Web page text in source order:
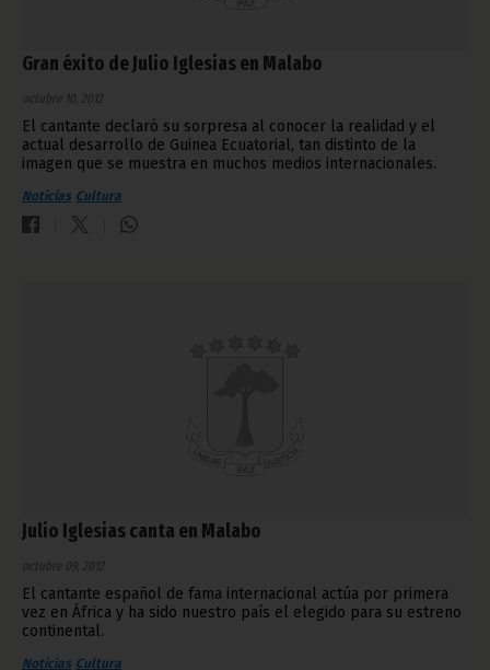
Gran éxito de Julio Iglesias en Malabo
octubre 10, 2012
El cantante declaró su sorpresa al conocer la realidad y el
actual desarrollo de Guinea Ecuatorial, tan distinto de la
imagen que se muestra en muchos medios internacionales.
Noticias Cultura
Julio Iglesias canta en Malabo
octubre 09, 2012
El cantante español de fama internacional actúa por primera
vez en África y ha sido nuestro país el elegido para su estreno
continental.
Noticias Cultura